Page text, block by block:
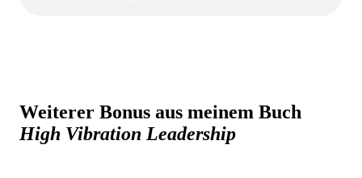
Weiterer Bonus aus meinem Buch
High Vibration Leadership